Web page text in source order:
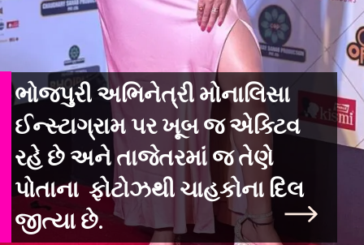
ભોજપુરી અભિનેત્રી મોનાલિસા
ઈન્સ્ટાગ્રામ પર ખૂબ જ એક્ટિવ
રહે છે અને તાજેતરમાં જ તેણે
પોતાના ફોટોઝથી ચાહકોના દિલ